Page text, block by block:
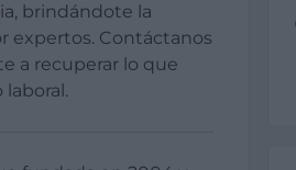
brindándote la
expertos. Contáctanos
a recuperar lo que